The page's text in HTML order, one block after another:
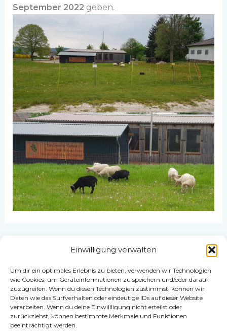
Einwilligung verwalten
Um dir ein optimales Erlebnis zu bieten, verwenden wir Technologien
wie Cookies, um Geräteinformationen zu speichern und/oder darauf
zuzugreifen. Wenn du diesen Technologien zustimmst, können wir
Daten wie das Surfverhalten oder eindeutige IDs auf dieser Website
verarbeiten. Wenn du deine Einwillligung nicht erteilst oder
zurückziehst, können bestimmte Merkmale und Funktionen
beeinträchtigt werden.
September 2022 geben.
Nächster Beitrag→